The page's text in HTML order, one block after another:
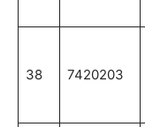
38 7420203